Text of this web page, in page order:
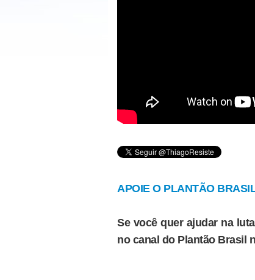
APOIE O PLANTÃO
Se você quer ajudar na
no canal do Plantão Brasil